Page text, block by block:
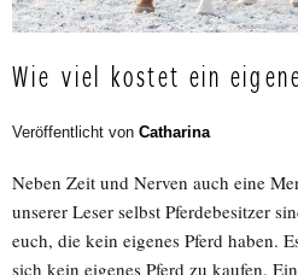
Wie viel kostet ein
Veröffentlicht von Catharina
Neben Zeit und Nerven auch eine
unserer Leser selbst Pferdebesitzer
euch, die kein eigenes Pferd haben.
sich kein eigenes Pferd zu kaufen.